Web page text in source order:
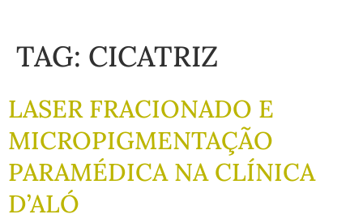
TAG: CICATRIZ
LASER FRACIONADO E
MICROPIGMENTAÇÃO
PARAMÉDICA NA CLÍNICA
D’ALÓ